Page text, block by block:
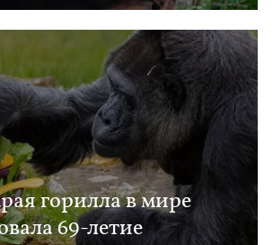
горилла в мире
69-летие